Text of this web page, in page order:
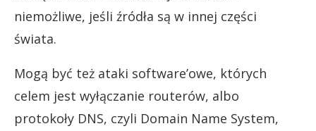
niemożliwe, jeśli źródła są w innej części
świata.
Mogą być też ataki software’owe, których
celem jest wyłączanie routerów, albo
protokoły DNS, czyli Domain Name System,